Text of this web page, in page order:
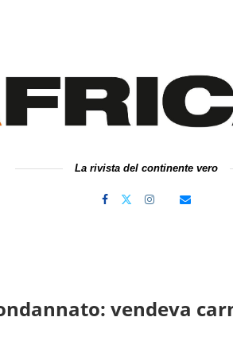
La rivista del continente vero
vendeva